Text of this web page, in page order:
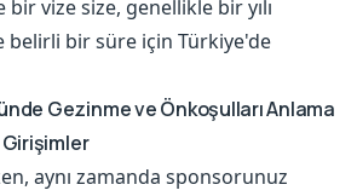
vize size, genellikle bir yılı
belirli bir süre için Türkiye'de
Gezinme ve Önkoşulları Anlama
aynı zamanda sponsorunuz